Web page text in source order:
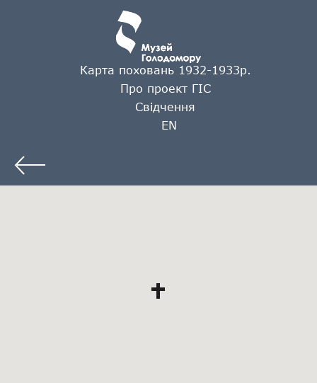
Карта поховань 1932-1933р.
Про проект ГІС
Свідчення
EN